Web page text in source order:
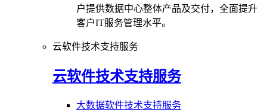
户提供数据中心整体产品及交付，全面提升
客户IT服务管理水平。
云软件技术支持服务
云软件技术支持服务
大数据软件技术支持服务